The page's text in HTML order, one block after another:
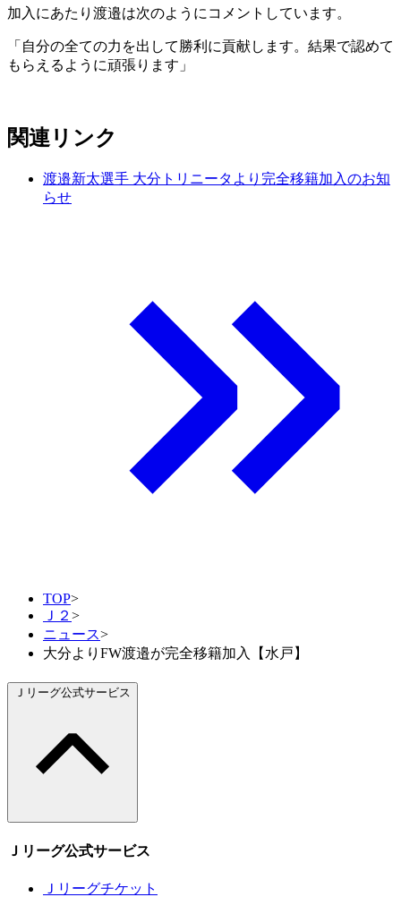
加入にあたり渡邉は次のようにコメントしています。
「自分の全ての力を出して勝利に貢献します。結果で認めて
もらえるように頑張ります」
関連リンク
渡邉新太選手 大分トリニータより完全移籍加入のお知
らせ
TOP>
Ｊ２ >
ニュース>
大分よりFW渡邉が完全移籍加入【水戸】
Ｊリーグ公式サービス
Ｊリーグ公式サービス
Ｊリーグチケット